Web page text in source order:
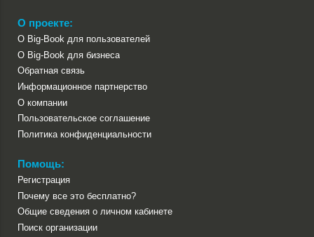
О проекте:
О Big-Book для пользователей
О Big-Book для бизнеса
Обратная связь
Информационное партнерство
О компании
Пользовательское соглашение
Политика конфиденциальности
Помощь:
Регистрация
Почему все это бесплатно?
Общие сведения о личном кабинете
Поиск организации